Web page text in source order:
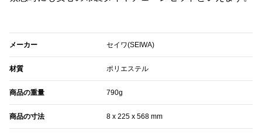
メーカー セイワ(SEIWA)
材質 ポリエステル
商品の重量 790g
商品の寸法 8 x 225 x 568 mm